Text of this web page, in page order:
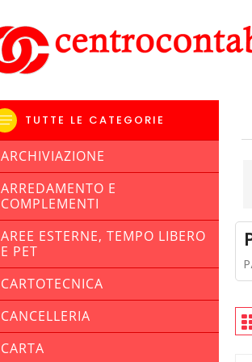
TUTTE LE CATEGORIE
ARCHIVIAZIONE
ARREDAMENTO E
COMPLEMENTI
AREE ESTERNE, TEMPO LIBERO
E PET
CARTOTECNICA
CANCELLERIA
CARTA